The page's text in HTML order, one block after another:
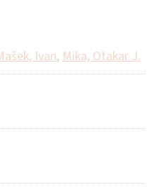
Ivan, Mika, Otakar J.